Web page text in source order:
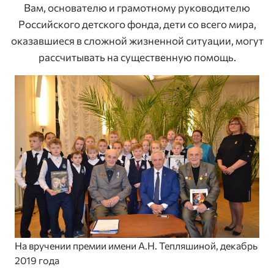
Вам, основателю и грамотному руководителю
Российского детского фонда, дети со всего мира,
оказавшиеся в сложной жизненной ситуации, могут
рассчитывать на существенную помощь.
На вручении премии имени А.Н. Тепляшиной, декабрь
2019 года